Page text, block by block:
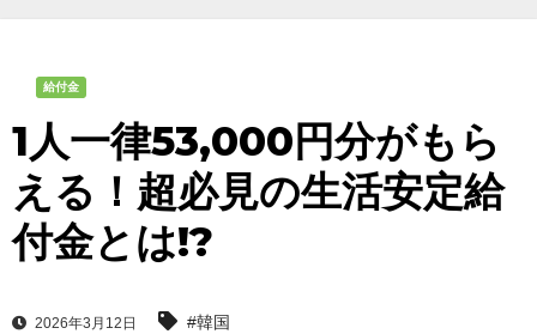
給付金
1人一律53,000円分がもら
える！超必見の生活安定給
付金とは!?
2026年3月12日 #韓国